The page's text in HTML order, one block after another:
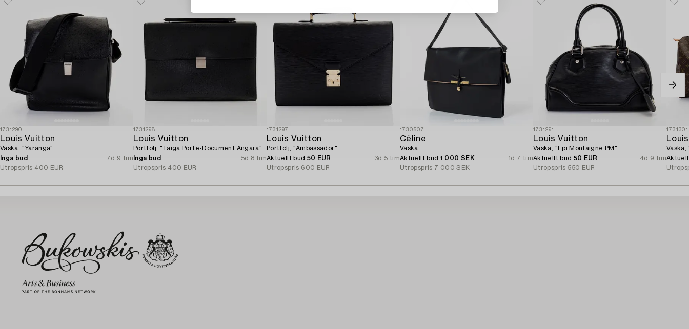
1731290
Louis Vuitton
Väska, "Yaranga".
Inga bud
7d 9 tim
Utropspris 400 EUR
1731298
Louis Vuitton
Portfölj, "Taiga Porte-Document Angara".
Inga bud
5d 8 tim
Utropspris 400 EUR
1731297
Louis Vuitton
Portfölj, "Ambassador".
Aktuellt bud 50 EUR
3d 5 tim
Utropspris 600 EUR
1730507
Céline
Väska.
Aktuellt bud 1 000 SEK
1d 7 tim
Utropspris 7 000 SEK
1731291
Louis Vuitton
Väska, "Epi Montaigne PM".
Aktuellt bud 50 EUR
4d 9 tim
Utropspris 550 EUR
1731301
Väska,